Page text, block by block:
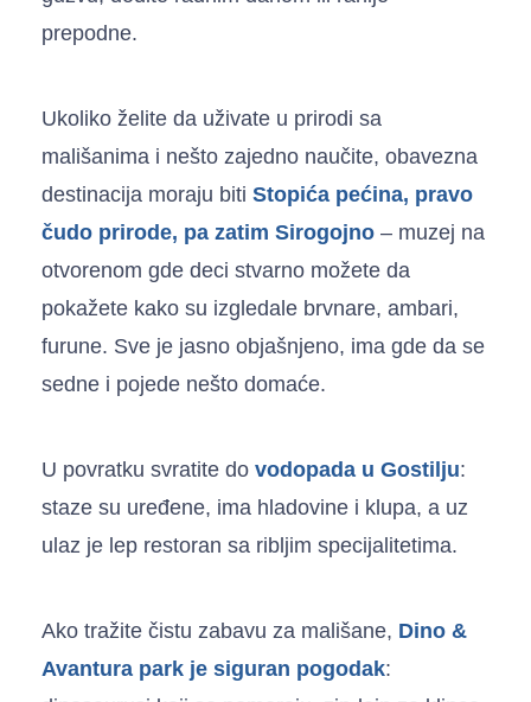
prepodne.
Ukoliko želite da uživate u prirodi sa
mališanima i nešto zajedno naučite, obavezna
destinacija moraju biti Stopića pećina, pravo
čudo prirode, pa zatim Sirogojno – muzej na
otvorenom gde deci stvarno možete da
pokažete kako su izgledale brvnare, ambari,
furune. Sve je jasno objašnjeno, ima gde da se
sedne i pojede nešto domaće.
U povratku svratite do vodopada u Gostilju:
staze su uređene, ima hladovine i klupa, a uz
ulaz je lep restoran sa ribljim specijalitetima.
Ako tražite čistu zabavu za mališane, Dino &
Avantura park je siguran pogodak: